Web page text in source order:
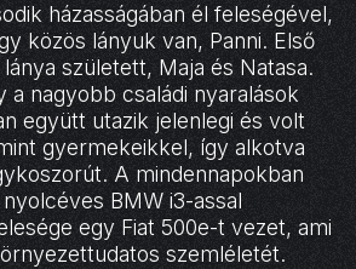
házasságában él feleségével,
közös lányuk van, Panni. Első
született, Maja és Natasa.
a nagyobb családi nyaralások
együtt utazik jelenlegi és volt
gyermekeikkel, így alkotva
A mindennapokban
BMW i3-assal
egy Fiat 500e-t vezet, ami
szemléletét.